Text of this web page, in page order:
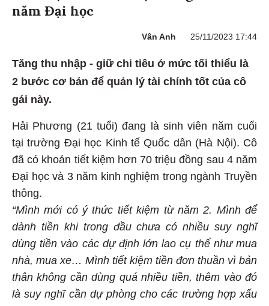
năm Đại học
Vân Anh 25/11/2023 17:44
Tăng thu nhập - giữ chi tiêu ở mức tối thiểu là
2 bước cơ bản để quản lý tài chính tốt của cô
gái này.
Hải Phương (21 tuổi) đang là sinh viên năm cuối
tại trường Đại học Kinh tế Quốc dân (Hà Nội). Cô
đã có khoản tiết kiệm hơn 70 triệu đồng sau 4 năm
Đại học và 3 năm kinh nghiệm trong ngành Truyền
thông.
“Mình mới có ý thức tiết kiệm từ năm 2. Mình để
dành tiền khi trong đầu chưa có nhiều suy nghĩ
dùng tiền vào các dự định lớn lao cụ thể như mua
nhà, mua xe… Mình tiết kiệm tiền đơn thuần vì bản
thân không cần dùng quá nhiều tiền, thêm vào đó
là suy nghĩ cần dự phòng cho các trường hợp xấu